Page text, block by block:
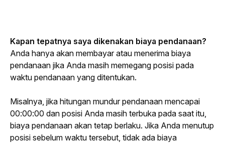
Kapan tepatnya saya dikenakan biaya pendanaan?
Anda hanya akan membayar atau menerima biaya
pendanaan jika Anda masih memegang posisi pada
waktu pendanaan yang ditentukan.
Misalnya, jika hitungan mundur pendanaan mencapai
00:00:00 dan posisi Anda masih terbuka pada saat itu,
biaya pendanaan akan tetap berlaku. Jika Anda menutup
posisi sebelum waktu tersebut, tidak ada biaya